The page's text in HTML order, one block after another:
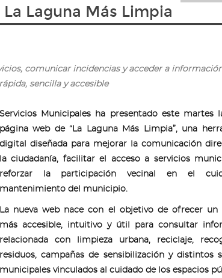
Laguna Más Limpia
comunicar incidencias y acceder a
sencilla y accesible
Servicios Municipales ha presentado este martes
página web de “La Laguna Más Limpia”, una
digital diseñada para mejorar la comunicación
la ciudadanía, facilitar el acceso a servicios
reforzar la participación vecinal en el
mantenimiento del municipio.
La nueva web nace con el objetivo de ofrecer un
más accesible, intuitivo y útil para consultar
relacionada con limpieza urbana, reciclaje,
residuos, campañas de sensibilización y distintos
municipales vinculados al cuidado de los espacios